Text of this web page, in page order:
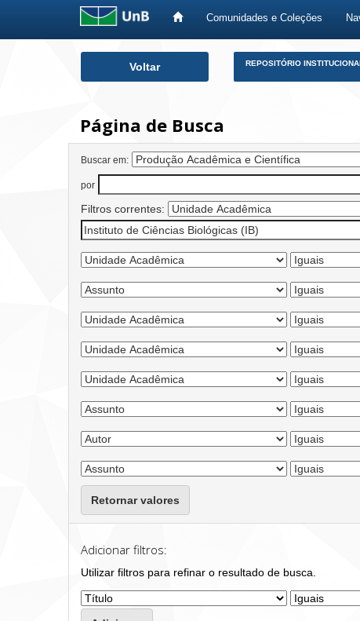
Comunidades e Coleções
Voltar REPOSITÓRIO
Página de Busca
Buscar em:
por
Filtros correntes:
Retornar valores
Adicionar filtros:
Utilizar filtros para refinar o resultado de busca.